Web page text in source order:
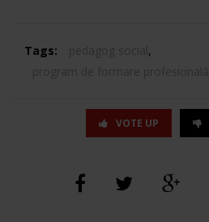
Tags:
,
VOTE UP